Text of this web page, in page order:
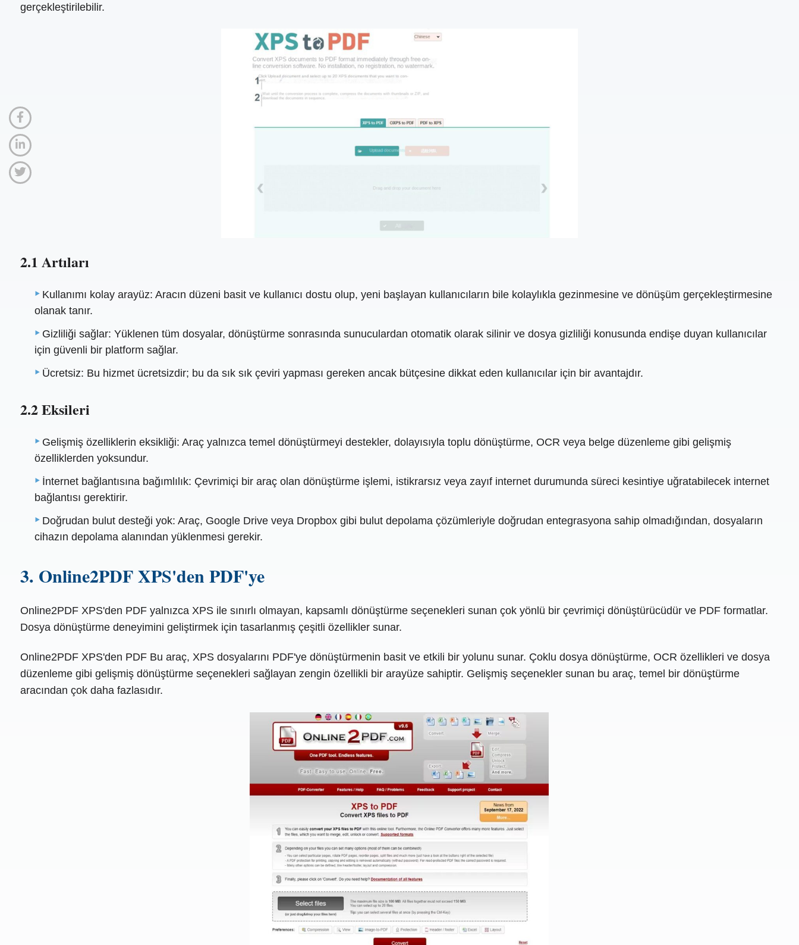
gerçekleştirilebilir.
2.1 Artıları
Kullanımı kolay arayüz: Aracın düzeni basit ve kullanıcı dostu olup, yeni başlayan kullanıcıların bile kolaylıkla gezinmesine ve dönüşüm gerçekleştirmesine
olanak tanır.
Gizliliği sağlar: Yüklenen tüm dosyalar, dönüştürme sonrasında sunuculardan otomatik olarak silinir ve dosya gizliliği konusunda endişe duyan kullanıcılar
için güvenli bir platform sağlar.
Ücretsiz: Bu hizmet ücretsizdir; bu da sık sık çeviri yapması gereken ancak bütçesine dikkat eden kullanıcılar için bir avantajdır.
2.2 Eksileri
Gelişmiş özelliklerin eksikliği: Araç yalnızca temel dönüştürmeyi destekler, dolayısıyla toplu dönüştürme, OCR veya belge düzenleme gibi gelişmiş
özelliklerden yoksundur.
İnternet bağlantısına bağımlılık: Çevrimiçi bir araç olan dönüştürme işlemi, istikrarsız veya zayıf internet durumunda süreci kesintiye uğratabilecek internet
bağlantısı gerektirir.
Doğrudan bulut desteği yok: Araç, Google Drive veya Dropbox gibi bulut depolama çözümleriyle doğrudan entegrasyona sahip olmadığından, dosyaların
cihazın depolama alanından yüklenmesi gerekir.
3. Online2PDF XPS'den PDF'ye
Online2PDF XPS'den PDF yalnızca XPS ile sınırlı olmayan, kapsamlı dönüştürme seçenekleri sunan çok yönlü bir çevrimiçi dönüştürücüdür ve PDF formatlar.
Dosya dönüştürme deneyimini geliştirmek için tasarlanmış çeşitli özellikler sunar.
Online2PDF XPS'den PDF Bu araç, XPS dosyalarını PDF'ye dönüştürmenin basit ve etkili bir yolunu sunar. Çoklu dosya dönüştürme, OCR özellikleri ve dosya
düzenleme gibi gelişmiş dönüştürme seçenekleri sağlayan zengin özellikli bir arayüze sahiptir. Gelişmiş seçenekler sunan bu araç, temel bir dönüştürme
aracından çok daha fazlasıdır.